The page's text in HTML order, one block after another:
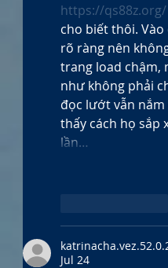
https://qs88z.org/
cho biết thôi.
rõ ràng nên
trang load chậm,
như không phải
đọc lướt vẫn
thấy cách họ sắp
lần…
Jul 24